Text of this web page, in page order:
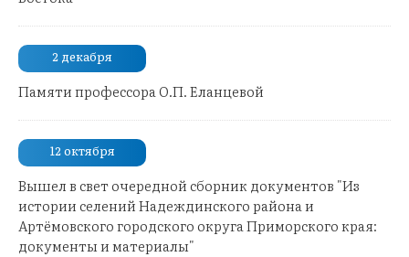
2 декабря
Памяти профессора О.П. Еланцевой
12 октября
Вышел в свет очередной сборник документов "Из
истории селений Надеждинского района и
Артёмовского городского округа Приморского края:
документы и материалы"